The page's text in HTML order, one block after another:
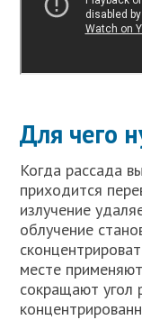
Для чего
Когда рассада
приходится
излучение
облучение
месте
сокращают угол